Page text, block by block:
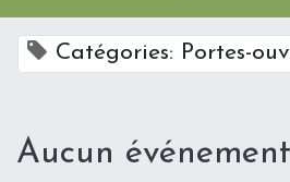
Catégories: Portes-
Aucun